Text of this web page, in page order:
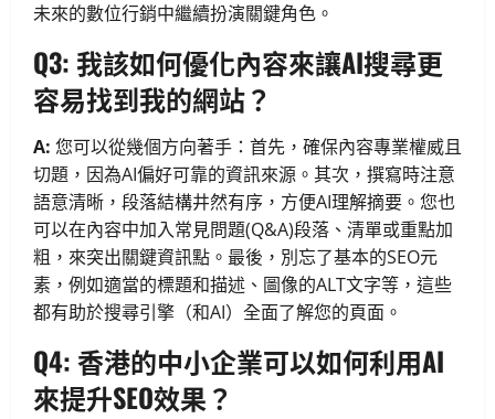
未來的數位行銷中繼續扮演關鍵角色。
Q3: 我該如何優化內容來讓AI搜尋更
容易找到我的網站？
A: 您可以從幾個方向著手：首先，確保內容專業權威且
切題，因為AI偏好可靠的資訊來源。其次，撰寫時注意
語意清晰，段落結構井然有序，方便AI理解摘要。您也
可以在內容中加入常見問題(Q&A)段落、清單或重點加
粗，來突出關鍵資訊點。最後，別忘了基本的SEO元
素，例如適當的標題和描述、圖像的ALT文字等，這些
都有助於搜尋引擎（和AI）全面了解您的頁面。
Q4: 香港的中小企業可以如何利用AI
來提升SEO效果？